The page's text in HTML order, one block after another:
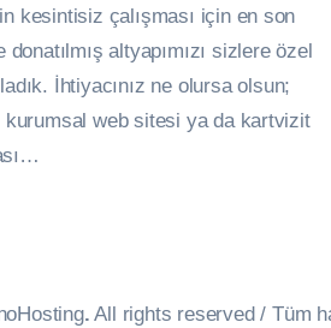
kesintisiz çalışması için en son
altyapımızı sizlere özel
İhtiyacınız ne olursa olsun;
kurumsal web sitesi ya da kartvizit
. All rights reserved / Tüm